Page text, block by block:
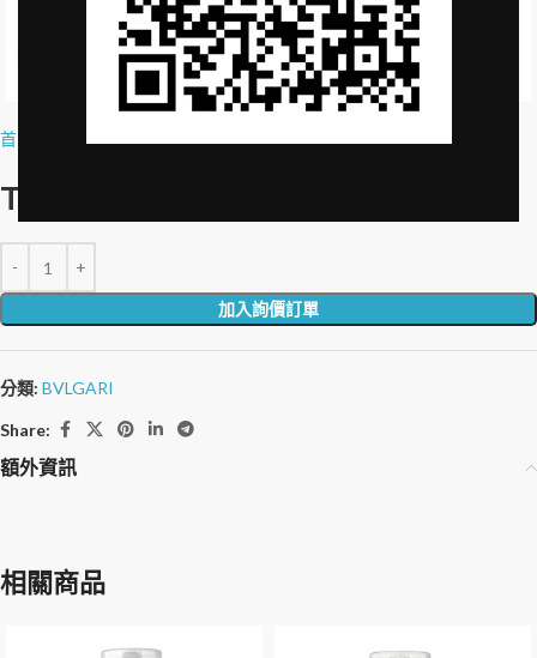
Click to enlarge
首頁
Travel Care 沐浴洗髮精-20ml
加入詢價訂單
分類: BVLGARI
Share:
額外資訊
相關商品